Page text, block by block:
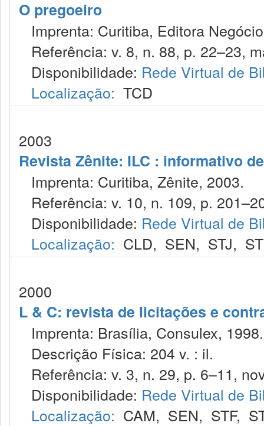
O pregoeiro
Imprenta: Curitiba, Editora
Referência: v. 8, n. 88, p. 22–23,
Disponibilidade: Rede Virtual de
Localização: TCD
2003
Revista Zênite: ILC : informativo
Imprenta: Curitiba, Zênite, 2003.
Referência: v. 10, n. 109, p.
Disponibilidade: Rede Virtual de
Localização: CLD, SEN, STJ,
2000
L & C: revista de licitações e
Imprenta: Brasília, Consulex, 1998.
Descrição Física: 204 v. : il.
Referência: v. 3, n. 29, p. 6–11,
Disponibilidade: Rede Virtual de
Localização: CAM, SEN, STF,